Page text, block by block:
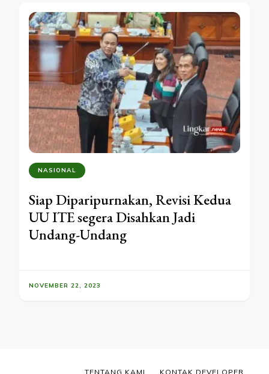
NASIONAL
Siap Diparipurnakan, Revisi Kedua
UU ITE segera Disahkan Jadi
Undang-Undang
NOVEMBER 22, 2023
TENTANG KAMI KONTAK DEVELOPER